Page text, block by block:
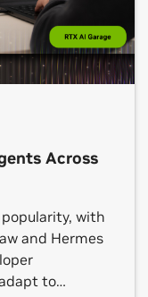
Across
with
and Hermes
to